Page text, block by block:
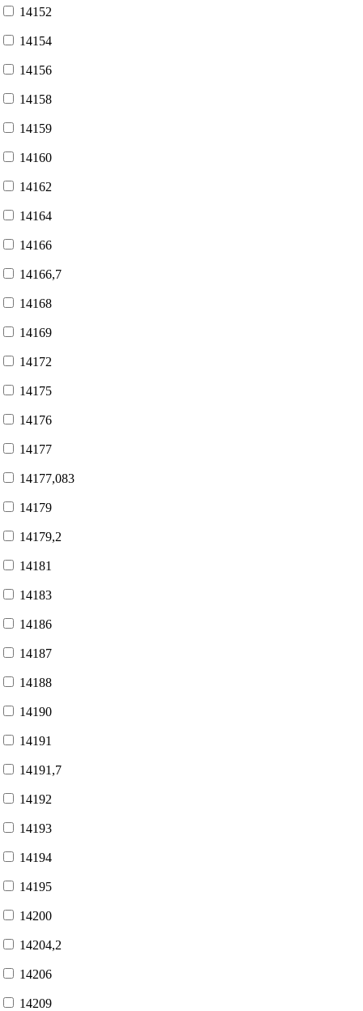
14152
14154
14156
14158
14159
14160
14162
14164
14166
14166,7
14168
14169
14172
14175
14176
14177
14177,083
14179
14179,2
14181
14183
14186
14187
14188
14190
14191
14191,7
14192
14193
14194
14195
14200
14204,2
14206
14209